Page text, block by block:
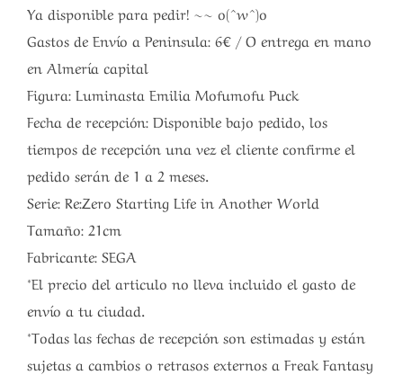
Ya disponible para pedir! ~~ o(^w^)o
Gastos de Envío a Peninsula: 6€ / O entrega en mano
en Almería capital
Figura: Luminasta Emilia Mofumofu Puck
Fecha de recepción: Disponible bajo pedido, los
tiempos de recepción una vez el cliente confirme el
pedido serán de 1 a 2 meses.
Serie: Re:Zero Starting Life in Another World
Tamaño: 21cm
Fabricante: SEGA
*El precio del articulo no lleva incluido el gasto de
envío a tu ciudad.
*Todas las fechas de recepción son estimadas y están
sujetas a cambios o retrasos externos a Freak Fantasy